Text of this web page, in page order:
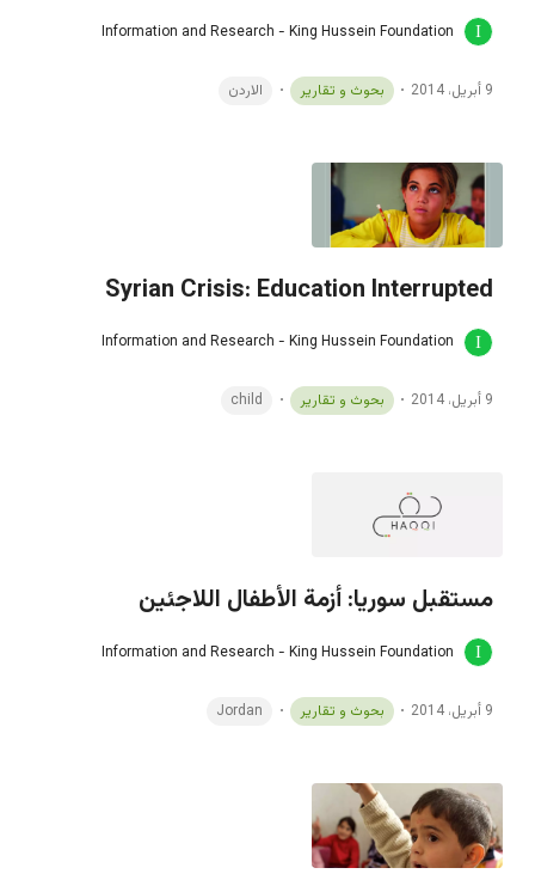
Information and Research - King Hussein Foundation
9 أبريل، 2014 بحوث و تقارير الاردن
Syrian Crisis: Education Interrupted
Information and Research - King Hussein Foundation
9 أبريل، 2014 بحوث و تقارير child
مستقبل سوريا: أزمة الأطفال اللاجئين
Information and Research - King Hussein Foundation
9 أبريل، 2014 بحوث و تقارير Jordan